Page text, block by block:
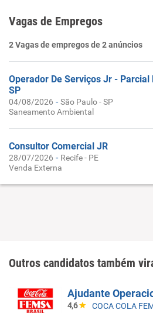
Vagas de Empregos
2 Vagas de empregos de 2 anúncios
Operador De Serviços Jr -
SP
04/08/2026 -São Paulo - SP
Saneamento Ambiental
Consultor Comercial JR
28/07/2026 - Recife - PE
Venda Externa
Outros candidatos também
Ajudante
4,6 COCA COLA